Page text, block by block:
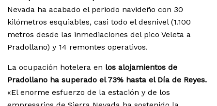
Nevada ha acabado el periodo navideño con 30
kilómetros esquiables, casi todo el desnivel (1.100
metros desde las inmediaciones del pico Veleta a
Pradollano) y 14 remontes operativos.
La ocupación hotelera en los alojamientos de
Pradollano ha superado el 73% hasta el Día de Reyes.
«El enorme esfuerzo de la estación y de los